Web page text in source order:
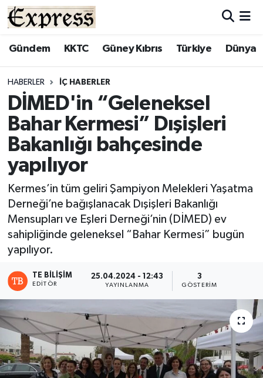
Gündem KKTC Güney Kıbrıs Türkiye Dünya
HABERLER İÇ HABERLER
DİMED'in “Geleneksel
Bahar Kermesi” Dışişleri
Bakanlığı bahçesinde
yapılıyor
Kermes’in tüm geliri Şampiyon Melekleri Yaşatma
Derneği’ne bağışlanacak Dışişleri Bakanlığı
Mensupları ve Eşleri Derneği’nin (DİMED) ev
sahipliğinde geleneksel “Bahar Kermesi” bugün
yapılıyor.
TE BILIŞIM
EDITÖR
25.04.2024 - 12:43
YAYINLANMA
3
GÖSTERIM
ALAYKÖY
BİLİM
ÇATALKÖY
DÜNYA
EĞİTİM
EKONOMİ
ENGLISH
ESENTEPE
GAZİMAĞUSA
GİRNE
GÜNDEM
Hava Durumu
Süper Lig Puan Durumu ve Fikstür
Tüm Manşetler
Son Dakika Haberleri
Haber Arşivi